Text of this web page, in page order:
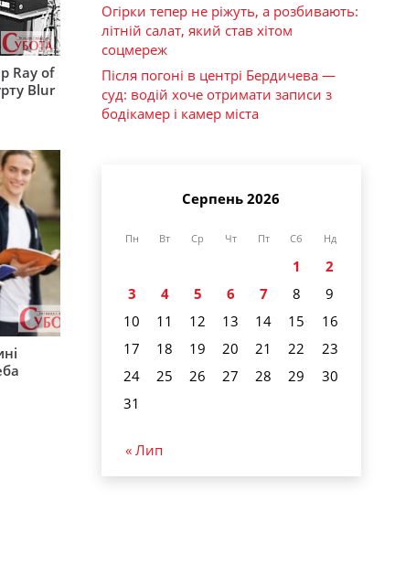
Ray of
Blur
Огірки тепер не ріжуть, а розбивають:
літній салат, який став хітом
соцмереж
Після погоні в центрі Бердичева —
суд: водій хоче отримати записи з
бодікамер і камер міста
Серпень 2026
Пн Вт Ср Чт Пт Сб Нд
1
2
3
4 5 6 7 8
9
10
11 12 13 14 15
16
17
18 19 20 21 22
23
24
25 26 27 28 29
30
31
« Лип